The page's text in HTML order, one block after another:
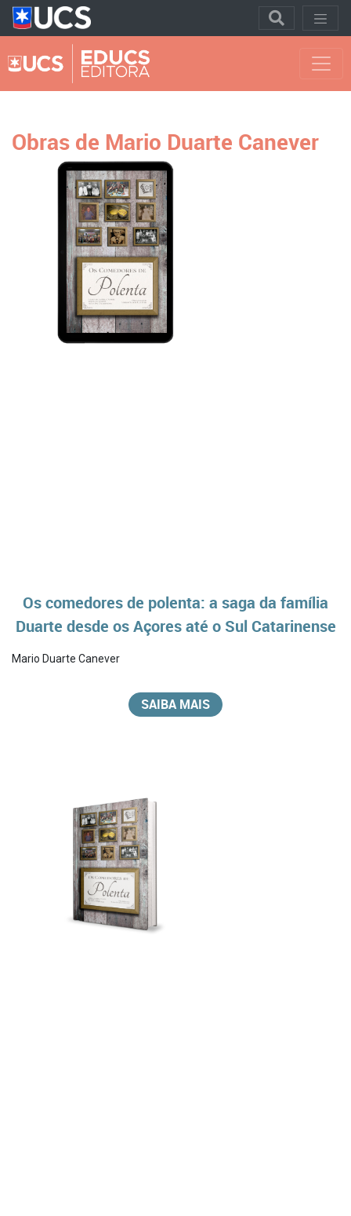
Obras de Mario Duarte Canever
Os comedores de polenta: a saga da família
Duarte desde os Açores até o Sul Catarinense
Mario Duarte Canever
SAIBA MAIS